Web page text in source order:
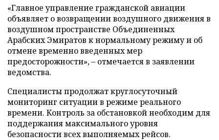
«Главное управление гражданской авиации
объявляет о возвращении воздушного движения в
воздушном пространстве Объединенных
Арабских Эмиратов к нормальному режиму и об
отмене временно введенных мер
предосторожности», – отмечается в заявлении
ведомства.
Специалисты продолжат круглосуточный
мониторинг ситуации в режиме реального
времени. Контроль за обстановкой необходим для
поддержания максимального уровня
безопасности всех выполняемых рейсов.